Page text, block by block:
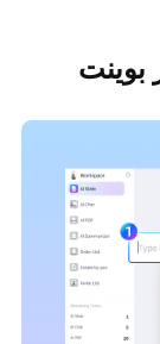
بوينت